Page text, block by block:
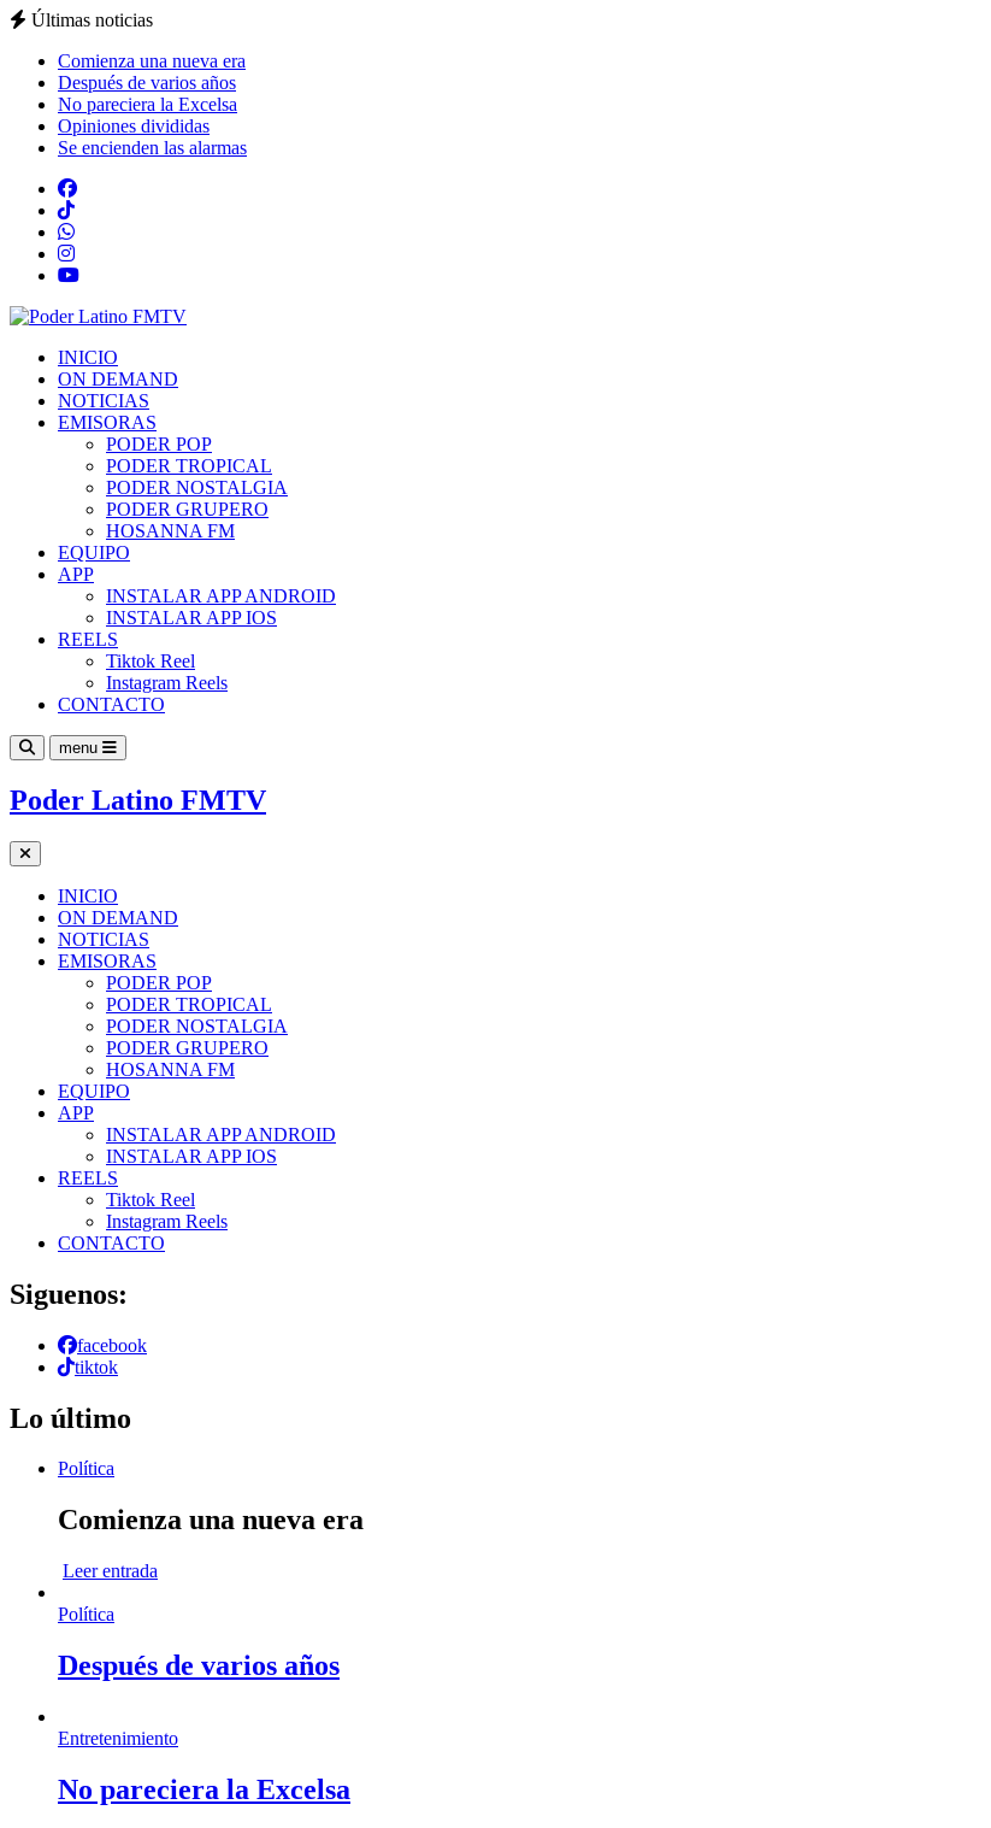
Últimas noticias
Comienza una nueva era
Después de varios años
No pareciera la Excelsa
Opiniones divididas
Se encienden las alarmas
INICIO
ON DEMAND
NOTICIAS
EMISORAS
PODER POP
PODER TROPICAL
PODER NOSTALGIA
PODER GRUPERO
HOSANNA FM
EQUIPO
APP
INSTALAR APP ANDROID
INSTALAR APP IOS
REELS
Tiktok Reel
Instagram Reels
CONTACTO
menu
Poder Latino FMTV
INICIO
ON DEMAND
NOTICIAS
EMISORAS
PODER POP
PODER TROPICAL
PODER NOSTALGIA
PODER GRUPERO
HOSANNA FM
EQUIPO
APP
INSTALAR APP ANDROID
INSTALAR APP IOS
REELS
Tiktok Reel
Instagram Reels
CONTACTO
Siguenos:
facebook
tiktok
Lo último
Política
Comienza una nueva era
Leer entrada
Política
Después de varios años
Entretenimiento
No pareciera la Excelsa